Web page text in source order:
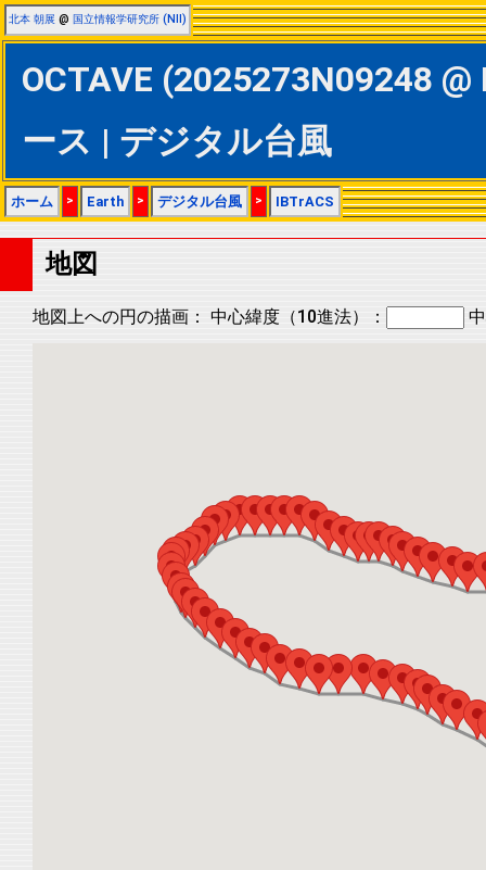
北本 朝展 @ 国立情報学研究所 (NII)
OCTAVE (2025273N09248
ース | デジタル台風
ホーム > Earth > デジタル台風 > IBTrACS
地図
地図上への円の描画： 中心緯度（10進法）：